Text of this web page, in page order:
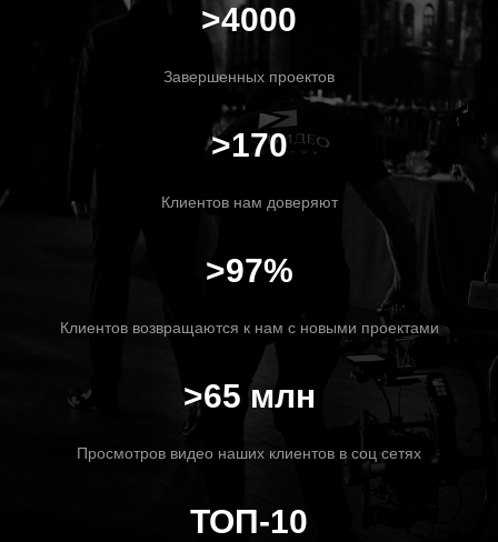
>4000
Завершенных проектов
>170
Клиентов нам доверяют
>97%
Клиентов возвращаются к нам с новыми проектами
>65 млн
Просмотров видео наших клиентов в соц сетях
ТОП-10